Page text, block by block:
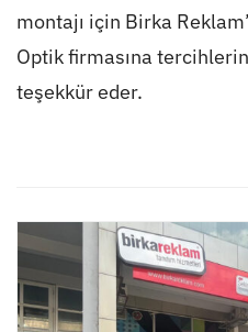
montajı için Birka
Optik firmasına
teşekkür eder.